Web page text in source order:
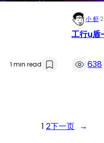
1 min read
小 虾·
工行u盾
638
1 2下一页 →